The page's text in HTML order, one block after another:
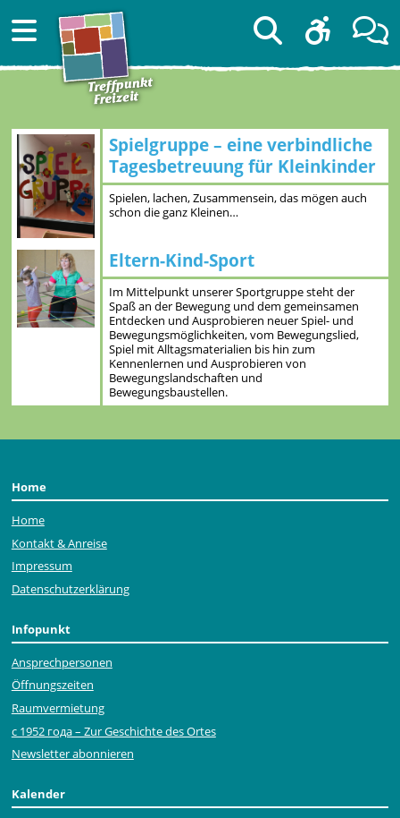
Spielgruppe – eine verbindliche
Tagesbetreuung für Kleinkinder
Spielen, lachen, Zusammensein, das mögen auch
schon die ganz Kleinen…
Eltern-Kind-Sport
Im Mittelpunkt unserer Sportgruppe steht der
Spaß an der Bewegung und dem gemeinsamen
Entdecken und Ausprobieren neuer Spiel- und
Bewegungsmöglichkeiten, vom Bewegungslied,
Spiel mit Alltagsmaterialien bis hin zum
Kennenlernen und Ausprobieren von
Bewegungslandschaften und
Bewegungsbaustellen.
Home
Home
Kontakt & Anreise
Impressum
Datenschutzerklärung
Infopunkt
Ansprechpersonen
Öffnungszeiten
Raumvermietung
с 1952 года – Zur Geschichte des Ortes
Newsletter abonnieren
Kalender